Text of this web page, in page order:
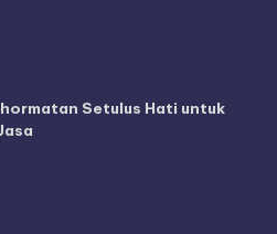
Setulus Hati untuk